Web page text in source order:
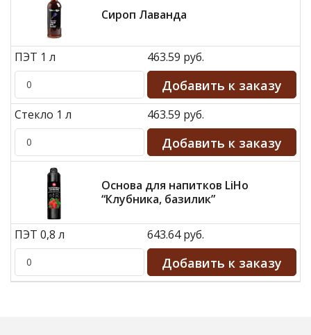
Сироп Лаванда
ПЭТ 1 л 463.59 руб.
Стекло 1 л 463.59 руб.
Основа для напитков LiHo
“Клубника, базилик”
ПЭТ 0,8 л 643.64 руб.